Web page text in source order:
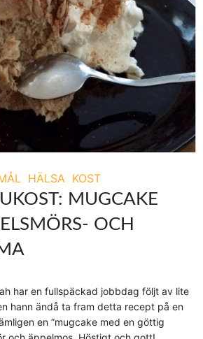
HÄLSA KOST
MUGCAKE
OCH
har en fullspäckad jobbdag följt av lite
hann ändå ta fram detta recept på en
en ”mugcake med en göttig